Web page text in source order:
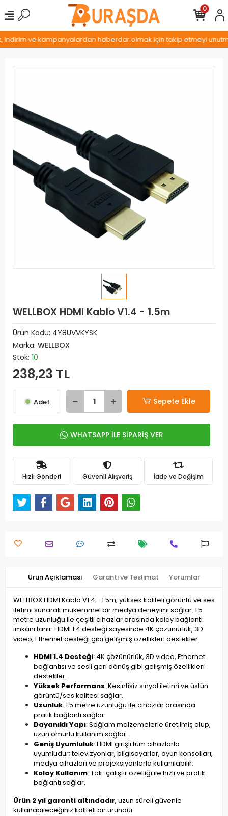
ve kampanyalardan haberdar olmak için takip etmeyi
0
WELLBOX HDMI Kablo V1.4 - 1.5m
Ürün Kodu: 4Y8UVVKYSK
Marka: WELLBOX
Stok: 10
238,23 TL
Adet Sepete Ekle
WHATSAPP İLE SİPARİŞ VER
Hızlı Gönderi Güvenli Alışveriş İade ve Değişim
Ürün Açıklaması Garanti ve Teslimat Yorumlar
WELLBOX HDMI Kablo V1.4 - 1.5m, yüksek kaliteli görüntü ve ses
iletimi sunarak mükemmel bir medya deneyimi sağlar. 1.5
metre uzunluğu ile çeşitli cihazlar arasında kolay bağlantı
imkânı tanır. HDMI 1.4 desteği sayesinde 4K çözünürlük, 3D
video, Ethernet desteği gibi gelişmiş özellikleri destekler.
HDMI 1.4 Desteği: 4K çözünürlük, 3D video, Ethernet
bağlantısı ve sesli geri dönüş gibi gelişmiş özellikleri
destekler.
Yüksek Performans: Kesintisiz sinyal iletimi ve üstün
görüntü/ses kalitesi sağlar.
Uzunluk: 1.5 metre uzunluğu ile cihazlar arasında
pratik bağlantı sağlar.
Dayanıklı Yapı: Sağlam malzemelerle üretilmiş olup,
uzun ömürlü kullanım sağlar.
Geniş Uyumluluk: HDMI girişli tüm cihazlarla
uyumludur; televizyonlar, bilgisayarlar, oyun konsolları,
medya cihazları ve projeksiyonlarla kullanılabilir.
Kolay Kullanım: Tak-çalıştır özelliği ile hızlı ve pratik
bağlantı sağlar.
Ürün 2 yıl garanti altındadır, uzun süreli güvenle
kullanabileceğiniz kaliteli bir üründür.